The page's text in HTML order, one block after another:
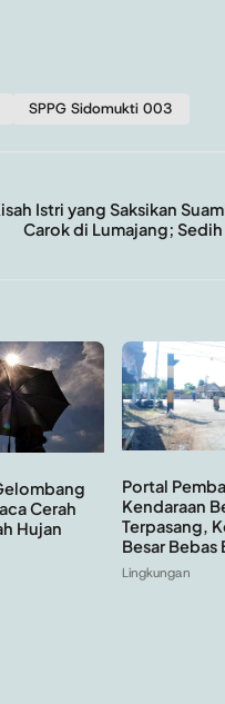
SPPG Sidomukti 003
Istri yang Saksikan
Carok di Lumajang; Sedih
Cerah
Hujan
Portal
Kendaraan
Terpasang,
Besar Bebas
Lingkungan